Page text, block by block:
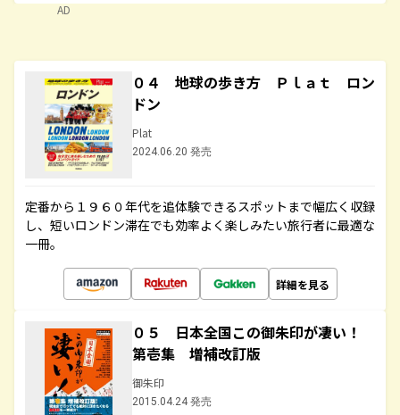
AD
０４ 地球の歩き方 Ｐｌａｔ ロン
ドン
Plat
2024.06.20 発売
定番から１９６０年代を追体験できるスポットまで幅広く収録
し、短いロンドン滞在でも効率よく楽しみたい旅行者に最適な
一冊。
詳細を見る
０５ 日本全国この御朱印が凄い！
第壱集 増補改訂版
御朱印
2015.04.24 発売